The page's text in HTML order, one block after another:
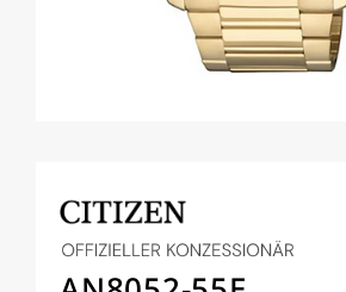
öffnen